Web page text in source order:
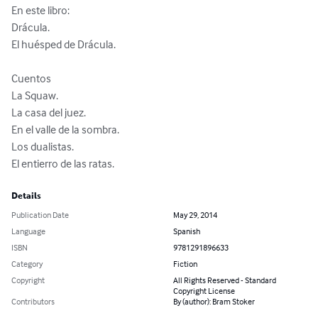
En este libro:
Drácula.
El huésped de Drácula.
Cuentos
La Squaw.
La casa del juez.
En el valle de la sombra.
Los dualistas.
El entierro de las ratas.
Details
Publication Date
May 29, 2014
Language
Spanish
ISBN
9781291896633
Category
Fiction
Copyright
All Rights Reserved - Standard
Copyright License
Contributors
By (author): Bram Stoker